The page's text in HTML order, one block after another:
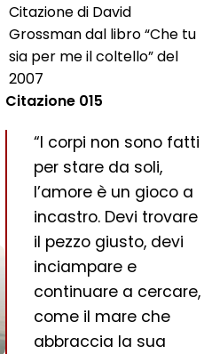
Citazione di David
Grossman dal libro “Che tu
sia per me il coltello” del
2007
Citazione 015
“I corpi non sono fatti
per stare da soli,
l’amore è un gioco a
incastro. Devi trovare
il pezzo giusto, devi
inciampare e
continuare a cercare,
come il mare che
abbraccia la sua